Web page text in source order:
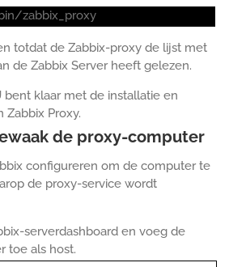
zabbix_proxy
totdat de Zabbix-proxy de lijst met
de Zabbix Server heeft gelezen.
bent klaar met de installatie en
Zabbix Proxy.
de proxy-computer
configureren om de computer te
de proxy-service wordt
serverdashboard en voeg de
toe als host.